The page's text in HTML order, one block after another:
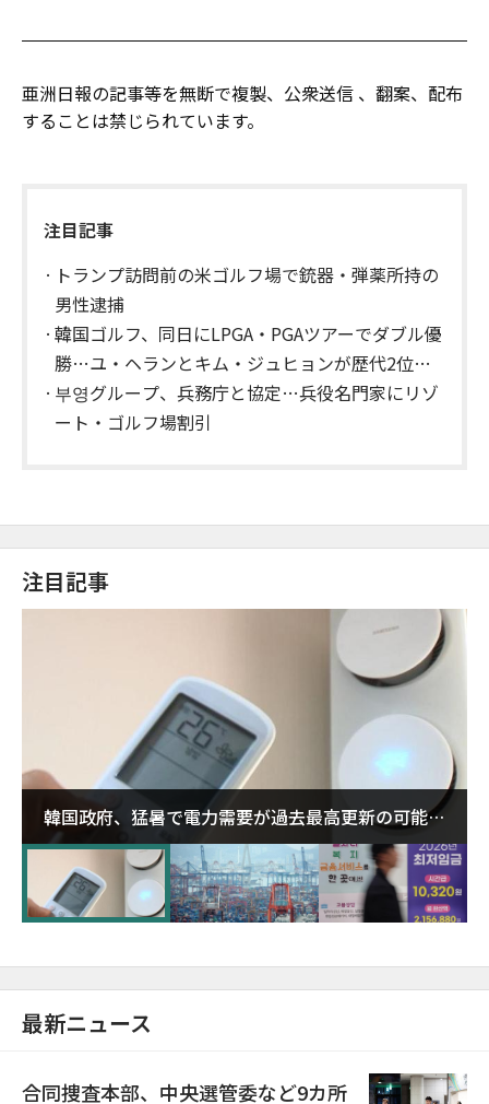
亜洲日報の記事等を無断で複製、公衆送信 、翻案、配布
することは禁じられています。
注目記事
トランプ訪問前の米ゴルフ場で銃器・弾薬所持の
男性逮捕
韓国ゴルフ、同日にLPGA・PGAツアーでダブル優
勝…ユ・ヘランとキム・ジュヒョンが歴代2位の
快挙達成
부영グループ、兵務庁と協定…兵役名門家にリゾ
ート・ゴルフ場割引
注目記事
韓国政府、猛暑で電力需要が過去最高更新の可能性
に需給対応体制を点検
最新ニュース
合同捜査本部、中央選管委など9カ所